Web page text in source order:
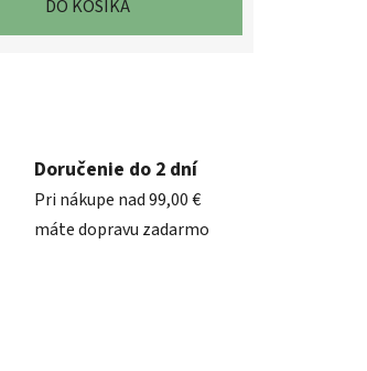
DO KOŠÍKA
Doručenie do 2 dní
Pri nákupe nad 99,00 €
máte dopravu zadarmo